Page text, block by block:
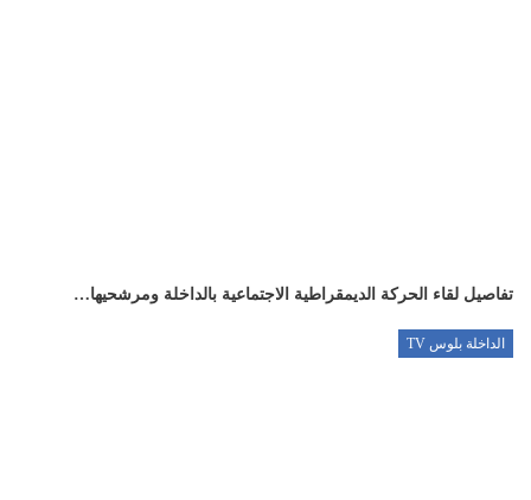
تفاصيل لقاء الحركة الديمقراطية الاجتماعية بالداخلة ومرشحيها…
الداخلة بلوس TV